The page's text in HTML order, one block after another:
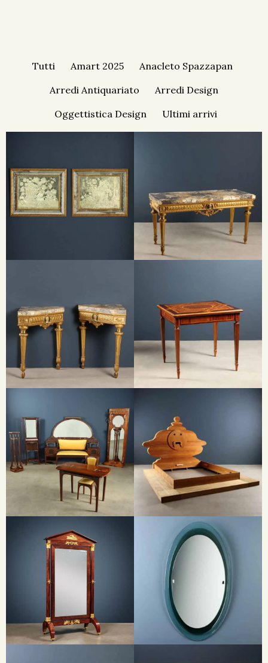
Tutti Amart 2025
Anacleto Spazzapan
Arredi Antiquariato
Arredi Design
Oggettistica Design
Ultimi arrivi